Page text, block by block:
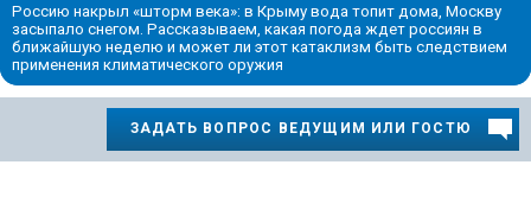
Россию накрыл «шторм века»: в Крыму вода топит дома, Москву
засыпало снегом. Рассказываем, какая погода ждет россиян в
ближайшую неделю и может ли этот катаклизм быть следствием
применения климатического оружия
ЗАДАТЬ ВОПРОС ВЕДУЩИМ ИЛИ ГОСТЮ